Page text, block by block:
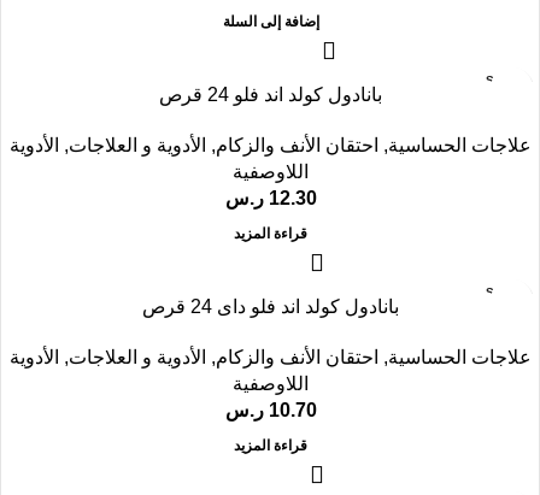
إضافة إلى السلة
SOLD
بانادول كولد اند فلو 24 قرص
علاجات الحساسية, احتقان الأنف والزكام, الأدوية و العلاجات, الأدوية
اللاوصفية
12.30 ر.س
قراءة المزيد
SOLD
بانادول كولد اند فلو داى 24 قرص
علاجات الحساسية, احتقان الأنف والزكام, الأدوية و العلاجات, الأدوية
اللاوصفية
10.70 ر.س
قراءة المزيد